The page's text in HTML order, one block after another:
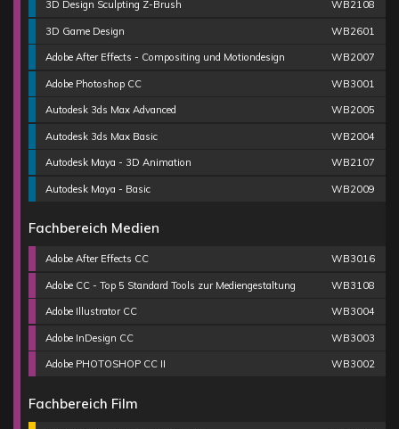
3D Design Sculpting Z-Brush WB2108
3D Game Design WB2601
Adobe After Effects - Compositing und Motiondesign WB2007
Adobe Photoshop CC WB3001
Autodesk 3ds Max Advanced WB2005
Autodesk 3ds Max Basic WB2004
Autodesk Maya - 3D Animation WB2107
Autodesk Maya - Basic WB2009
Fachbereich Medien
Adobe After Effects CC WB3016
Adobe CC - Top 5 Standard Tools zur Mediengestaltung WB3108
Adobe Illustrator CC WB3004
Adobe InDesign CC WB3003
Adobe PHOTOSHOP CC II WB3002
Fachbereich Film